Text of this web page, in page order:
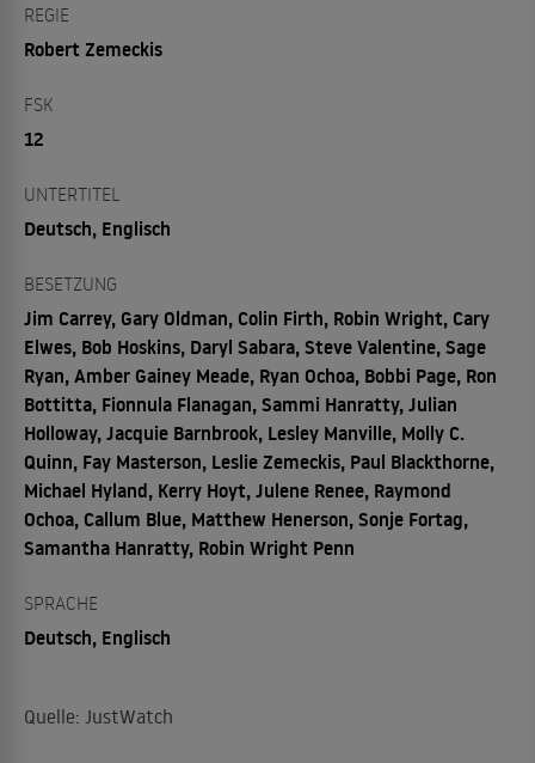
REGIE
Robert Zemeckis
FSK
12
UNTERTITEL
Deutsch, Englisch
BESETZUNG
Jim Carrey, Gary Oldman, Colin Firth, Robin Wright, Cary
Elwes, Bob Hoskins, Daryl Sabara, Steve Valentine, Sage
Ryan, Amber Gainey Meade, Ryan Ochoa, Bobbi Page, Ron
Bottitta, Fionnula Flanagan, Sammi Hanratty, Julian
Holloway, Jacquie Barnbrook, Lesley Manville, Molly C.
Quinn, Fay Masterson, Leslie Zemeckis, Paul Blackthorne,
Michael Hyland, Kerry Hoyt, Julene Renee, Raymond
Ochoa, Callum Blue, Matthew Henerson, Sonje Fortag,
Samantha Hanratty, Robin Wright Penn
SPRACHE
Deutsch, Englisch
Quelle: JustWatch